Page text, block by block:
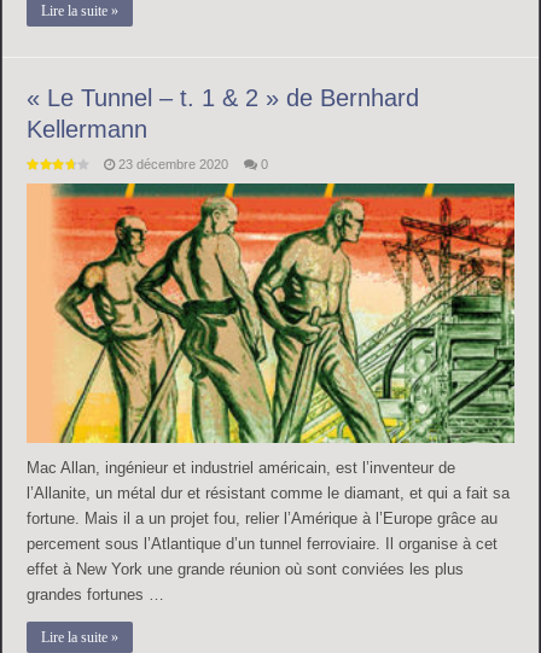
Lire la suite »
« Le Tunnel – t. 1 & 2 » de Bernhard
Kellermann
23 décembre 2020 0
Mac Allan, ingénieur et industriel américain, est l’inventeur de
l’Allanite, un métal dur et résistant comme le diamant, et qui a fait sa
fortune. Mais il a un projet fou, relier l’Amérique à l’Europe grâce au
percement sous l’Atlantique d’un tunnel ferroviaire. Il organise à cet
effet à New York une grande réunion où sont conviées les plus
grandes fortunes …
Lire la suite »